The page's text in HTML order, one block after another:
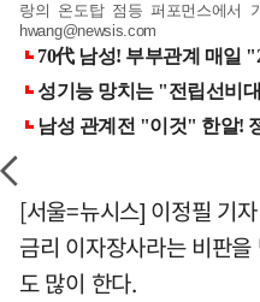
랑의 온도탑 점등 퍼포먼스에서
hwang@newsis.com
[서울=뉴시스] 이정필 기
금리 이자장사라는 비판
도 많이 한다.